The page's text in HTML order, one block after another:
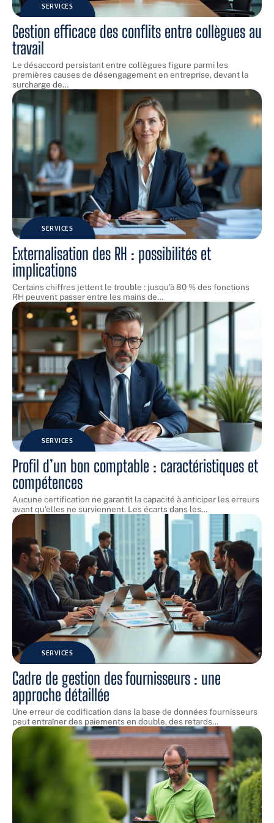
SERVICES
Gestion efficace des conflits entre collègues au
travail
Le désaccord persistant entre collègues figure parmi les
premières causes de désengagement en entreprise, devant la
surcharge de…
SERVICES
Externalisation des RH : possibilités et
implications
Certains chiffres jettent le trouble : jusqu'à 80 % des fonctions
RH peuvent passer entre les mains de…
SERVICES
Profil d’un bon comptable : caractéristiques et
compétences
Aucune certification ne garantit la capacité à anticiper les erreurs
avant qu'elles ne surviennent. Les écarts dans les…
SERVICES
Cadre de gestion des fournisseurs : une
approche détaillée
Une erreur de codification dans la base de données fournisseurs
peut entraîner des paiements en double, des retards…